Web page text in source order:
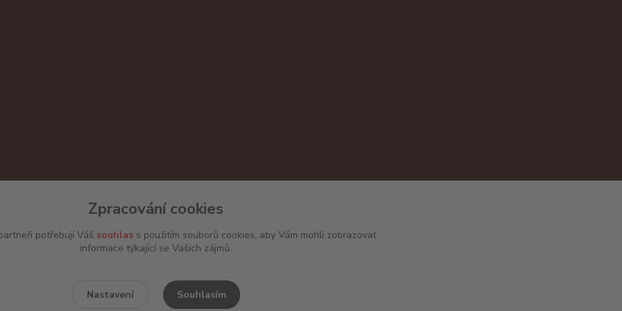
Zpracování cookies
potřebují Váš souhlass použitím souborů cookies, aby Vám mohli zobrazovat
informace týkající se Vašich zájmů.
Nastavení Souhlasím